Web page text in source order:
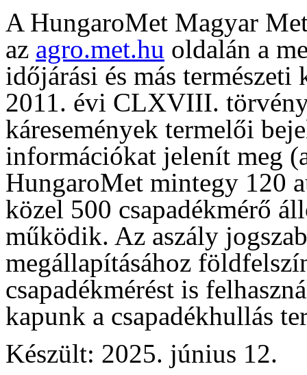
A HungaroMet Magyar
az agro.met.hu oldalán a
időjárási és más
2011. évi CLXVIII.
káresemények termelői
információkat jelenít meg
HungaroMet mintegy 120
közel 500 csapadékmérő
működik. Az aszály
megállapításához
csapadékmérést is
kapunk a csapadékhullás
Készült: 2025. június 12.